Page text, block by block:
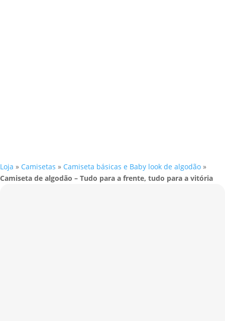
Loja » Camisetas » Camiseta básicas e Baby look de algodão »
Camiseta de algodão – Tudo para a frente, tudo para a vitória